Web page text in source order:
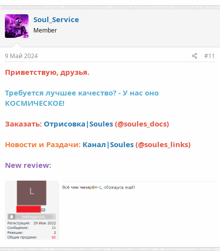
Soul_Service
Member
9 Май 2024 #11
Приветствую, друзья.
Требуется лучшее качество? - У нас оно
КОСМИЧЕСКОЕ!
Заказать: Отрисовка|Soules (@soules_docs)
Новости и Раздачи: Канал|Soules (@soules_links)
New review: